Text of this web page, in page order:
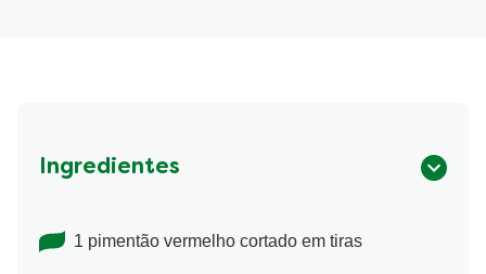
Ingredientes
1 pimentão vermelho cortado em tiras